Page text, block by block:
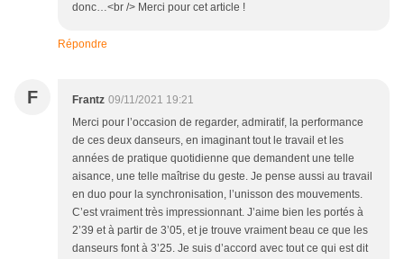
donc…<br /> Merci pour cet article !
Répondre
F Frantz 09/11/2021 19:21
Merci pour l’occasion de regarder, admiratif, la performance
de ces deux danseurs, en imaginant tout le travail et les
années de pratique quotidienne que demandent une telle
aisance, une telle maîtrise du geste. Je pense aussi au travail
en duo pour la synchronisation, l’unisson des mouvements.
C’est vraiment très impressionnant. J’aime bien les portés à
2’39 et à partir de 3’05, et je trouve vraiment beau ce que les
danseurs font à 3’25. Je suis d’accord avec tout ce qui est dit